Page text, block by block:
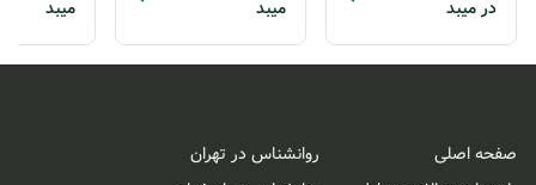
در میبد میبد میبد
صفحه اصلی
روانشناس در تهران